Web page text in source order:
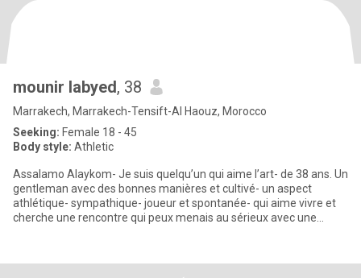
mounir labyed, 38
Marrakech, Marrakech-Tensift-Al Haouz, Morocco
Seeking: Female 18 - 45
Body style: Athletic
Assalamo Alaykom- Je suis quelqu’un qui aime l’art- de 38 ans. Un
gentleman avec des bonnes manières et cultivé- un aspect
athlétique- sympathique- joueur et spontanée- qui aime vivre et
cherche une rencontre qui peux menais au sérieux avec une